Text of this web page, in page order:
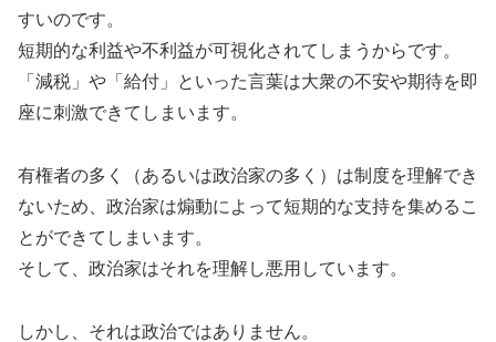
すいのです。
短期的な利益や不利益が可視化されてしまうからです。
「減税」や「給付」といった言葉は大衆の不安や期待を即
座に刺激できてしまいます。
有権者の多く（あるいは政治家の多く）は制度を理解でき
ないため、政治家は煽動によって短期的な支持を集めるこ
とができてしまいます。
そして、政治家はそれを理解し悪用しています。
しかし、それは政治ではありません。